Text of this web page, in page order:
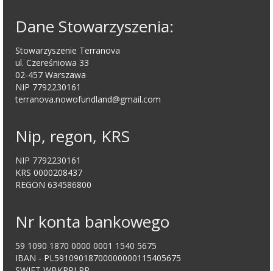
Dane Stowarzyszenia:
Stowarzyszenie Terranova
ul. Czereśniowa 33
02-457 Warszawa
NIP 7792230161
terranova.nowofundland@gmail.com
Nip, regon, KRS
NIP 7792230161
KRS 0000208437
REGON 634586800
Nr konta bankowego
59 1090 1870 0000 0001 1540 5675
IBAN - PL59109018700000000115405675